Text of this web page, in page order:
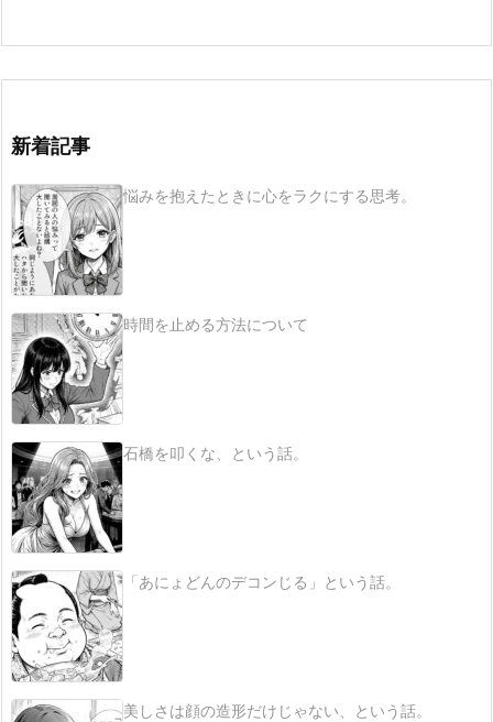
新着記事
悩みを抱えたときに心をラクにする思考。
時間を止める方法について
石橋を叩くな、という話。
「あにょどんのデコンじる」という話。
美しさは顔の造形だけじゃない、という話。